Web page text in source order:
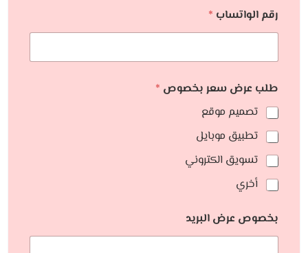
رقم الواتساب *
طلب عرض سعر بخصوص *
تصميم موقع
تطبيق موبايل
تسويق الكتروني
أخري
بخصوص عرض البريد